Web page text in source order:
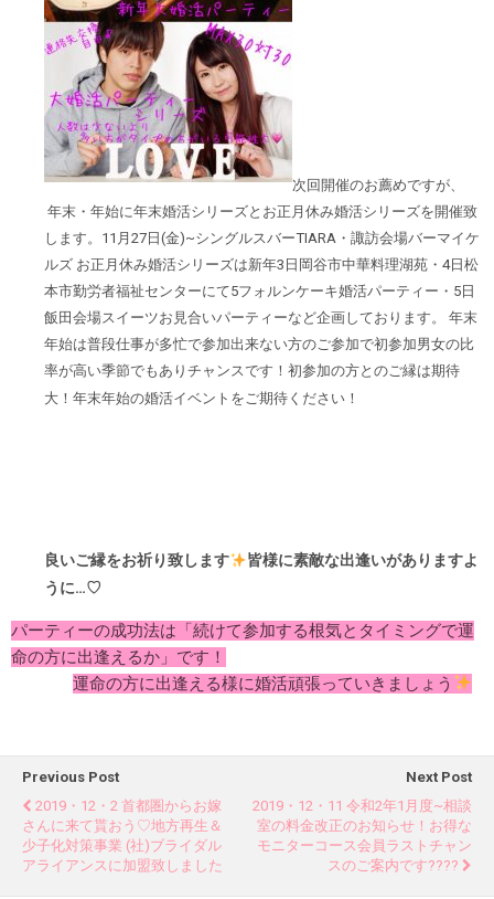
次回開催のお薦めですが、
年末・年始に年末婚活シリーズとお正月休み婚活シリーズを開催致
します。11月27日(金)~シングルスバーTIARA・諏訪会場バーマイケ
ルズ お正月休み婚活シリーズは新年3日岡谷市中華料理湖苑・4日松
本市勤労者福祉センターにて5フォルンケーキ婚活パーティー・5日
飯田会場スイーツお見合いパーティーなど企画しております。 年末
年始は普段仕事が多忙で参加出来ない方のご参加で初参加男女の比
率が高い季節でもありチャンスです！初参加の方とのご縁は期待
大！年末年始の婚活イベントをご期待ください！
良いご縁をお祈り致します
皆様に素敵な出逢いがありますよ
うに…♡
パーティーの成功法は「続けて参加する根気とタイミングで運
命の方に出逢えるか」です！
運命の方に出逢える様に婚活頑張っていきましょう
Previous Post
2019・12・2 首都圏からお嫁
さんに来て貰おう♡地方再生＆
少子化対策事業 (社)ブライダル
アライアンスに加盟致しました
Next Post
2019・12・11 令和2年1月度~相談
室の料金改正のお知らせ！お得な
モニターコース会員ラストチャン
スのご案内です????